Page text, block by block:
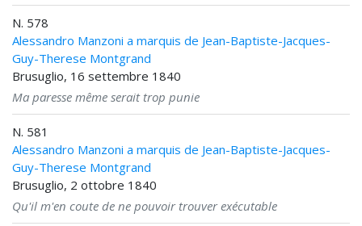
N. 578
Alessandro Manzoni a marquis de Jean-Baptiste-Jacques-
Guy-Therese Montgrand
Brusuglio, 16 settembre 1840
Ma paresse même serait trop punie
N. 581
Alessandro Manzoni a marquis de Jean-Baptiste-Jacques-
Guy-Therese Montgrand
Brusuglio, 2 ottobre 1840
Qu'il m'en coute de ne pouvoir trouver exécutable